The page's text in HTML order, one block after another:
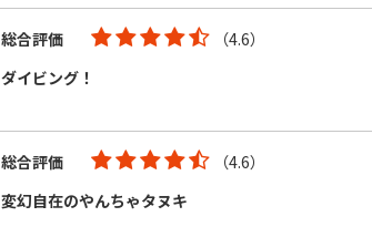
総合評価
（4.6）
ダイビング！
総合評価
（4.6）
変幻自在のやんちゃタヌキ